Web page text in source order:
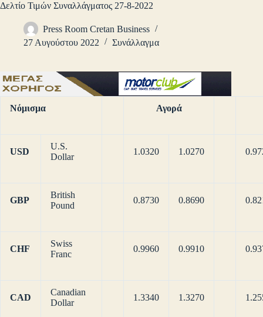
Δελτίο Τιμών Συναλλάγματος 27-8-2022
Press Room Cretan Business
27 Αυγούστου 2022
Συνάλλαγμα
Νόμισμα Αγορά
USD
U.S.
Dollar
1.0320 1.0270
GBP
British
Pound
0.8730 0.8690
CHF
Swiss
Franc
0.9960 0.9910
CAD
Canadian
Dollar
1.3340 1.3270